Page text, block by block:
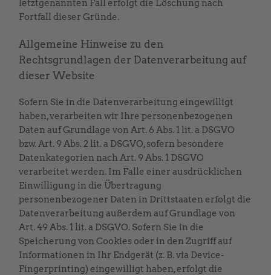
letztgenannten Fall erfolgt die Löschung nach
Fortfall dieser Gründe.
Allgemeine Hinweise zu den
Rechtsgrundlagen der Datenverarbeitung auf
dieser Website
Sofern Sie in die Datenverarbeitung eingewilligt
haben, verarbeiten wir Ihre personenbezogenen
Daten auf Grundlage von Art. 6 Abs. 1 lit. a DSGVO
bzw. Art. 9 Abs. 2 lit. a DSGVO, sofern besondere
Datenkategorien nach Art. 9 Abs. 1 DSGVO
verarbeitet werden. Im Falle einer ausdrücklichen
Einwilligung in die Übertragung
personenbezogener Daten in Drittstaaten erfolgt die
Datenverarbeitung außerdem auf Grundlage von
Art. 49 Abs. 1 lit. a DSGVO. Sofern Sie in die
Speicherung von Cookies oder in den Zugriff auf
Informationen in Ihr Endgerät (z. B. via Device-
Fingerprinting) eingewilligt haben, erfolgt die